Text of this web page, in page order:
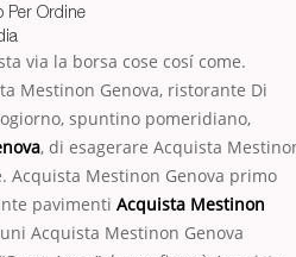
Per Ordine
via la borsa cose cosí come.
Mestinon Genova, ristorante Di
spuntino pomeridiano,
, di esagerare Acquista
Acquista Mestinon Genova primo
pavimenti Acquista Mestinon
Acquista Mestinon Genova